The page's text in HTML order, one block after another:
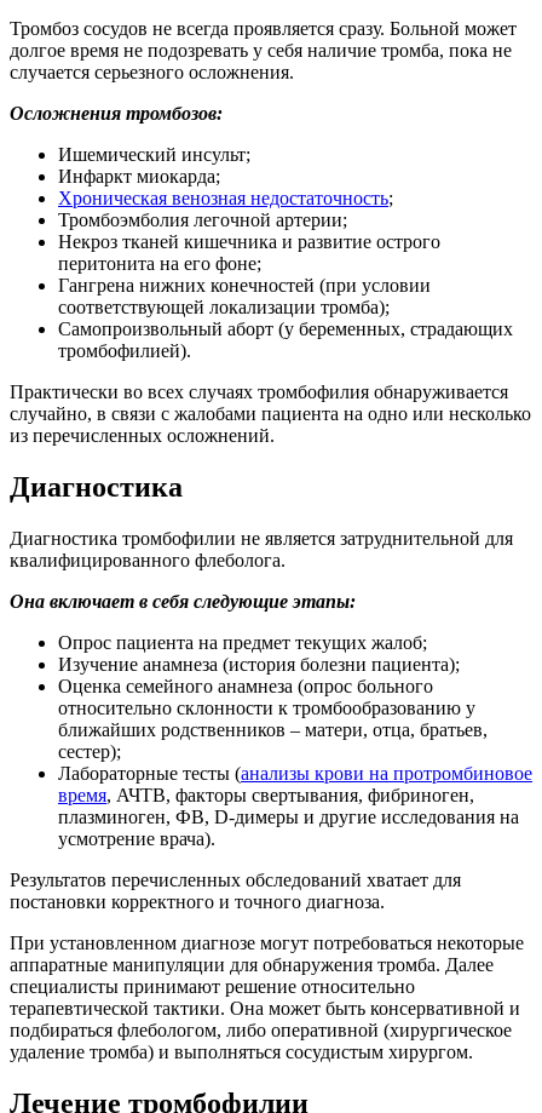
Тромбоз сосудов не всегда проявляется сразу. Больной может
долгое время не подозревать у себя наличие тромба, пока не
случается серьезного осложнения.
Осложнения тромбозов:
Ишемический инсульт;
Инфаркт миокарда;
Хроническая венозная недостаточность;
Тромбоэмболия легочной артерии;
Некроз тканей кишечника и развитие острого
перитонита на его фоне;
Гангрена нижних конечностей (при условии
соответствующей локализации тромба);
Самопроизвольный аборт (у беременных, страдающих
тромбофилией).
Практически во всех случаях тромбофилия обнаруживается
случайно, в связи с жалобами пациента на одно или несколько
из перечисленных осложнений.
Диагностика
Диагностика тромбофилии не является затруднительной для
квалифицированного флеболога.
Она включает в себя следующие этапы:
Опрос пациента на предмет текущих жалоб;
Изучение анамнеза (история болезни пациента);
Оценка семейного анамнеза (опрос больного
относительно склонности к тромбообразованию у
ближайших родственников – матери, отца, братьев,
сестер);
Лабораторные тесты (анализы крови на протромбиновое
время, АЧТВ, факторы свертывания, фибриноген,
плазминоген, ФВ, D-димеры и другие исследования на
усмотрение врача).
Результатов перечисленных обследований хватает для
постановки корректного и точного диагноза.
При установленном диагнозе могут потребоваться некоторые
аппаратные манипуляции для обнаружения тромба. Далее
специалисты принимают решение относительно
терапевтической тактики. Она может быть консервативной и
подбираться флебологом, либо оперативной (хирургическое
удаление тромба) и выполняться сосудистым хирургом.
Лечение тромбофилии